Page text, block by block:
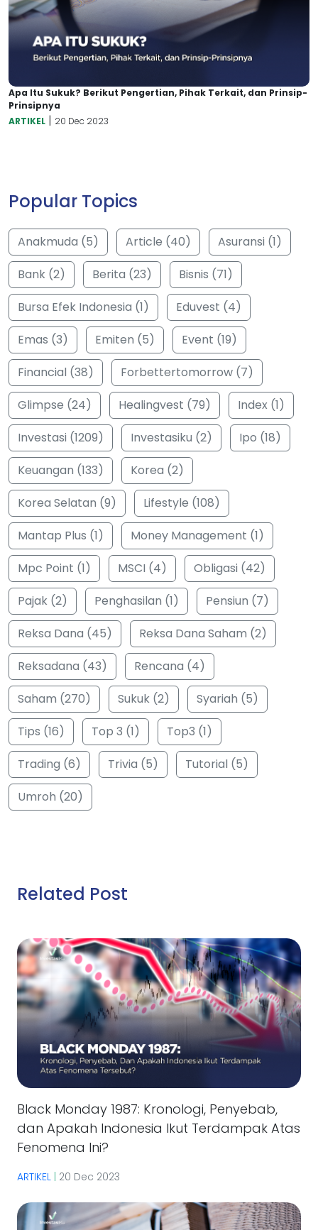
Apa Itu Sukuk? Berikut Pengertian, Pihak Terkait, dan Prinsip-
Prinsipnya
ARTIKEL | 20 Dec 2023
Popular Topics
Anakmuda (5) Article (40)
Asuransi (1)
Bank (2)
Berita (23)
Bisnis (71)
Bursa Efek Indonesia (1)
Eduvest (4)
Emas (3)
Emiten (5)
Event (19)
Financial (38)
Forbettertomorrow (7)
Glimpse (24)
Healingvest (79)
Index (1)
Investasi (1209)
Investasiku (2)
Ipo (18)
Keuangan (133)
Korea (2)
Korea Selatan (9)
Lifestyle (108)
Mantap Plus (1)
Money Management (1)
Mpc Point (1)
MSCI (4)
Obligasi (42)
Pajak (2)
Penghasilan (1)
Pensiun (7)
Reksa Dana (45)
Reksa Dana Saham (2)
Reksadana (43)
Rencana (4)
Saham (270)
Sukuk (2)
Syariah (5)
Tips (16)
Top 3 (1)
Top3 (1)
Trading (6)
Trivia (5)
Tutorial (5)
Umroh (20)
Related Post
Black Monday 1987: Kronologi, Penyebab,
dan Apakah Indonesia Ikut Terdampak Atas
Fenomena Ini?
ARTIKEL | 20 Dec 2023